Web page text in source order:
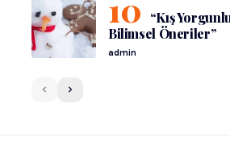
“Kış
Bilimsel Öneriler”
admin